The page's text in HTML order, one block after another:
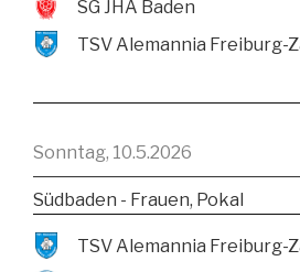
SG JHA Baden
Sonntag, 10.5.2026
Südbaden - Frauen, Pokal